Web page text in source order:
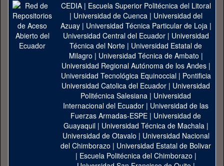
CEDIA| Escuela Superior Politécnica del Litoral
| Universidad de Cuenca| Universidad del
Azuay| Universidad Técnica Particular de Loja|
Universidad Central del Ecuador| Universidad
Técnica del Norte | Universidad Estatal de
Milagro | Universidad Técnica de Ambato |
Universidad Regional Autónoma de los Andes|
Universidad Tecnológica Equinoccial| Pontificia
Universidad Catolica del Ecuador | Universidad
Politécnica Salesiana | Universidad
Internacional del Ecuador | Universidad de las
Fuerzas Armadas-ESPE | Universidad de
Guayaquil| Universidad Técnica de Machala|
Universidad de Otavalo | Universidad Nacional
del Chimborazo | Universidad Estatal de Bolivar
| Escuela Politécnica del Chimborazo |